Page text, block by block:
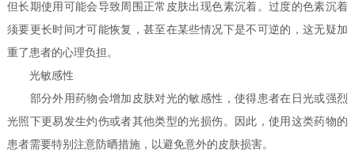
但长期使用可能会导致周围正常皮肤出现色素沉着。过度的色素沉着
须要更长时间才可能恢复，甚至在某些情况下是不可逆的，这无疑加
重了患者的心理负担。
光敏感性
部分外用药物会增加皮肤对光的敏感性，使得患者在日光或强烈
光照下更易发生灼伤或者其他类型的光损伤。因此，使用这类药物的
患者需要特别注意防晒措施，以避免意外的皮肤损害。